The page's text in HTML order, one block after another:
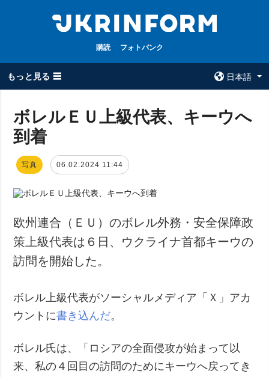
購読 フォトバンク
もっと見る ☰
日本語
全てのトピック
被占領地
政治
防衛
社会・文化
スポーツ
事故・緊急事態
特集
インタビュー
購読
フォトバンク
ボレルＥＵ上級代表、キーウへ
到着
写真 06.02.2024 11:44
欧州連合（ＥＵ）のボレル外務・安全保障政
策上級代表は６日、ウクライナ首都キーウの
訪問を開始した。
ボレル上級代表がソーシャルメディア「Ｘ」アカ
ウントに書き込んだ。
ボレル氏は、「ロシアの全面侵攻が始まって以
来、私の４回目の訪問のためにキーウへ戻ってき